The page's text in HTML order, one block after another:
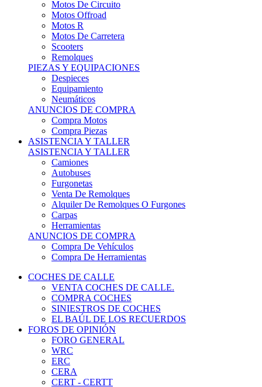
Motos R
Motos De Carretera
Scooters
Remolques
PIEZAS Y EQUIPACIONES
Despieces
Equipamiento
Neumáticos
ANUNCIOS DE COMPRA
Compra Motos
Compra Piezas
ASISTENCIA Y TALLER
ASISTENCIA Y TALLER
Camiones
Autobuses
Furgonetas
Venta De Remolques
Alquiler De Remolques O Furgones
Carpas
Herramientas
ANUNCIOS DE COMPRA
Compra De Vehículos
Compra De Herramientas
COCHES DE CALLE
VENTA COCHES DE CALLE.
COMPRA COCHES
SINIESTROS DE COCHES
EL BAÚL DE LOS RECUERDOS
FOROS DE OPINIÓN
FORO GENERAL
WRC
ERC
CERA
CERT - CERTT
CET / CER